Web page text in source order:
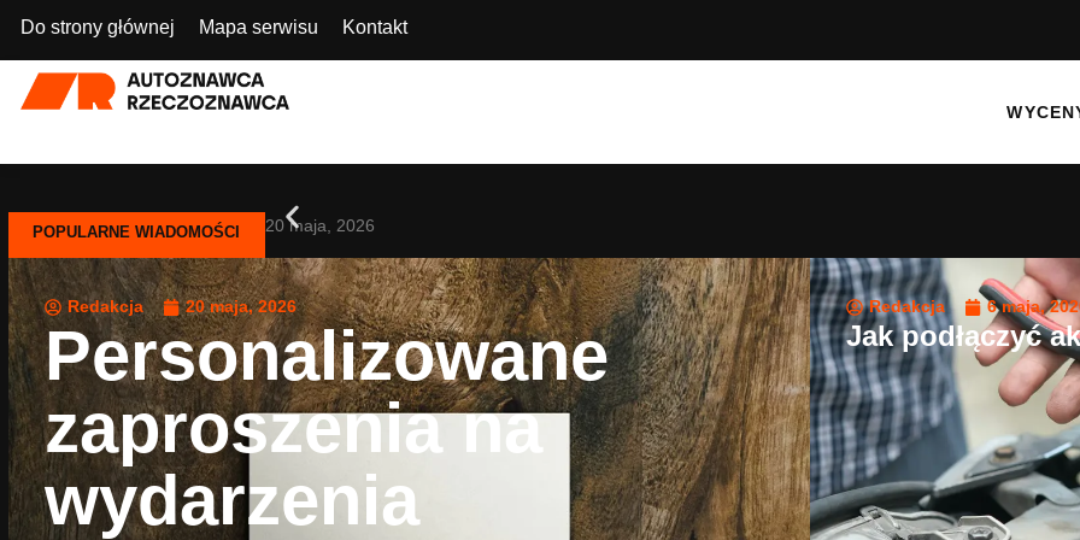
Do strony głównej Mapa serwisu Kontakt
POPULARNE WIADOMOŚCI 20 maja, 2026
Redakcja 20 maja, 2026
Personalizowane
zaproszenia na
wydarzenia
Redakcja 6 maja,
Jak podłączyć